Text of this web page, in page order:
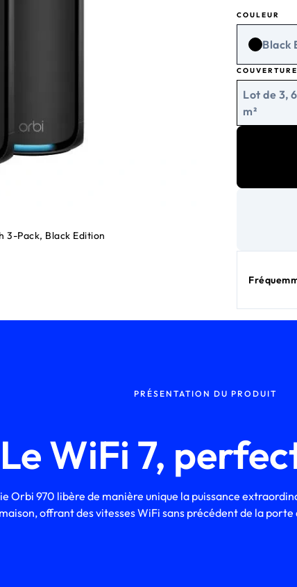
3-Pack, Black Edition
COULEUR
Black
Lot de 3,
m²
PRÉSENTATION DU PRODUIT
Le WiFi 7,
Orbi 970 libère de manière unique la puissance
maison, offrant des vitesses WiFi sans précédent de la